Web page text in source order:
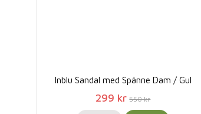
Inblu Sandal med Spänne Dam / Gul
299 kr 550 kr